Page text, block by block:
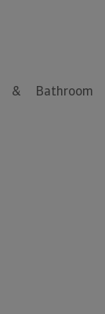
& Bathroom